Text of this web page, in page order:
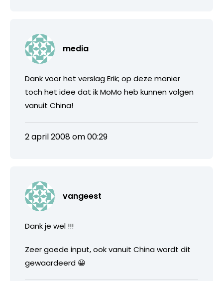
media
Dank voor het verslag Erik; op deze manier
toch het idee dat ik MoMo heb kunnen volgen
vanuit China!
2 april 2008 om 00:29
vangeest
Dank je wel !!!
Zeer goede input, ook vanuit China wordt dit
gewaardeerd 😀